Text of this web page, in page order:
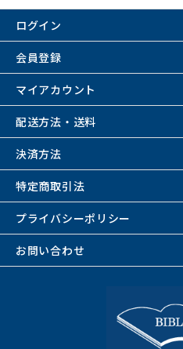
ログイン
会員登録
マイアカウント
配送方法・送料
決済方法
特定商取引法
プライバシーポリシー
お問い合わせ